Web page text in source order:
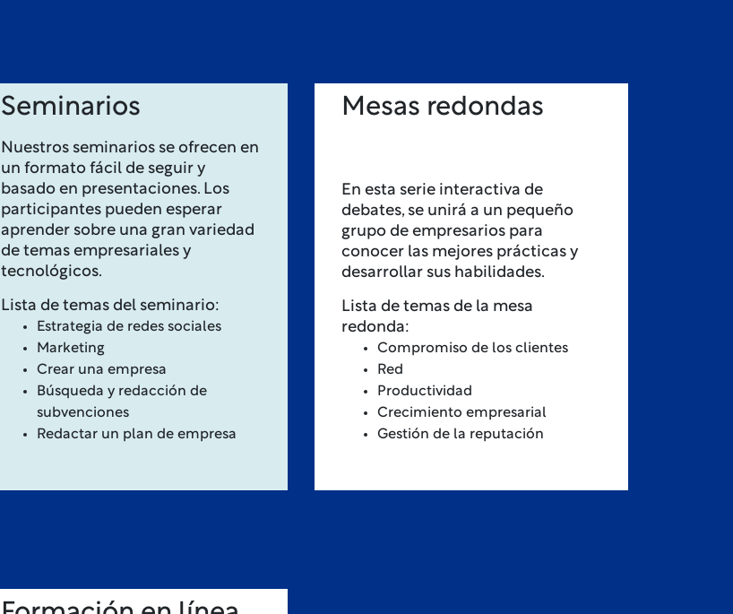
Seminarios
Nuestros seminarios se ofrecen en
un formato fácil de seguir y
basado en presentaciones. Los
participantes pueden esperar
aprender sobre una gran variedad
de temas empresariales y
tecnológicos.
Lista de temas del seminario:
Estrategia de redes sociales
Marketing
Crear una empresa
Búsqueda y redacción de
subvenciones
Redactar un plan de empresa
Mesas redondas
En esta serie interactiva de
debates, se unirá a un pequeño
grupo de empresarios para
conocer las mejores prácticas y
desarrollar sus habilidades.
Lista de temas de la mesa
redonda:
Compromiso de los clientes
Red
Productividad
Crecimiento empresarial
Gestión de la reputación